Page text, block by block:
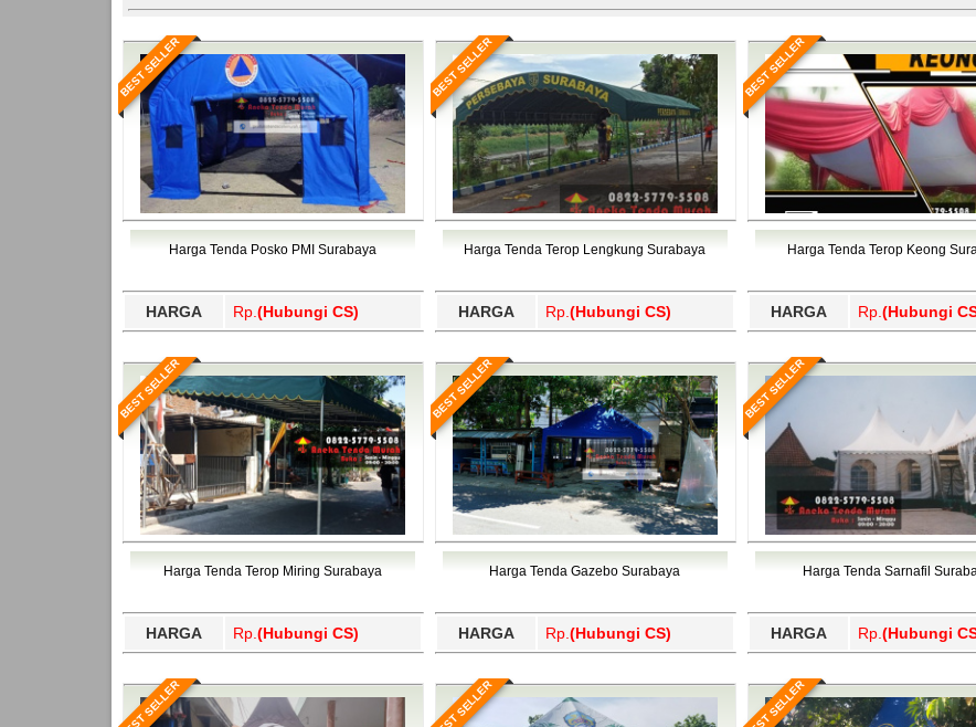
BEST SELLER
Harga Tenda Posko PMI Surabaya
HARGA Rp. (Hubungi CS)
BEST SELLER
Harga Tenda Terop Lengkung Surabaya
HARGA Rp. (Hubungi CS)
BEST SELLER
Harga Tenda Terop Keong
HARGA Rp. (Hubungi
BEST SELLER
Harga Tenda Terop Miring Surabaya
HARGA Rp. (Hubungi CS)
BEST SELLER
Harga Tenda Gazebo Surabaya
HARGA Rp. (Hubungi CS)
BEST SELLER
Harga Tenda Sarnafil
HARGA Rp. (Hubungi
BEST SELLER BEST SELLER BEST SELLER